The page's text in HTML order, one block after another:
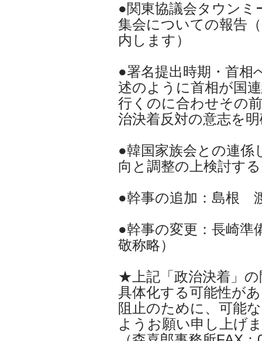
●関東協議会タウンミ
集会についての報告
内します）
●署名提出時期・首相
述のように首相が国
行くのに合わせその
治決着反対の意志を
●韓国家族会との連係
向と調整の上検討す
●幹事の追加：島根
●幹事の変更：長崎
敬称略）
★上記「政治決着」
具体化する可能性が
阻止のために、可能
ようお願い申し上げ